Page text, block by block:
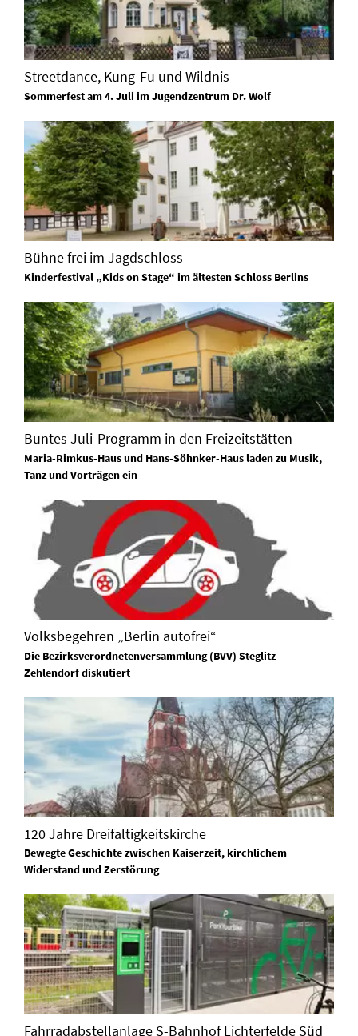
Streetdance, Kung-Fu und Wildnis
Sommerfest am 4. Juli im Jugendzentrum Dr. Wolf
Bühne frei im Jagdschloss
Kinderfestival „Kids on Stage“ im ältesten Schloss Berlins
Buntes Juli-Programm in den Freizeitstätten
Maria-Rimkus-Haus und Hans-Söhnker-Haus laden zu Musik,
Tanz und Vorträgen ein
Volksbegehren „Berlin autofrei“
Die Bezirksverordnetenversammlung (BVV) Steglitz-
Zehlendorf diskutiert
120 Jahre Dreifaltigkeitskirche
Bewegte Geschichte zwischen Kaiserzeit, kirchlichem
Widerstand und Zerstörung
Fahrradabstellanlage S-Bahnhof Lichterfelde Süd